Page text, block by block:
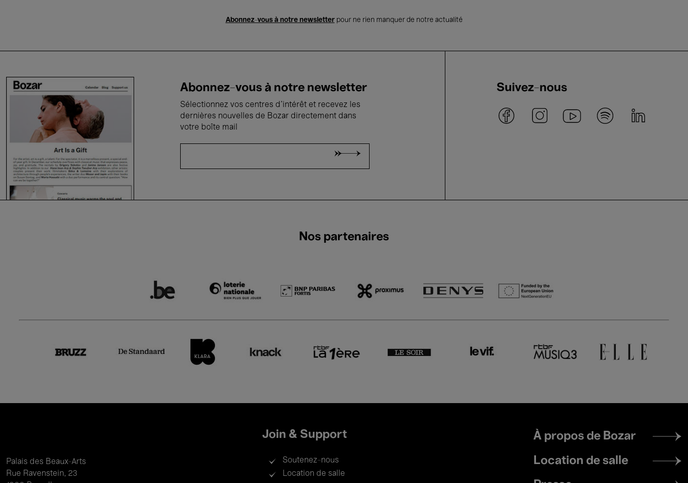
Abonnez-vous à notre newsletterpour ne rien manquer de notre actualité
Abonnez-vous à notre newsletter
Sélectionnez vos centres d'intérêt et recevez les
dernières nouvelles de Bozar directement dans
votre boîte mail
Suivez-nous
Nos partenaires
Palais des Beaux-Arts
Rue Ravenstein, 23
Join & Support
Soutenez-nous
Location de salle
Footer
menu
À propos de Bozar
Location de salle